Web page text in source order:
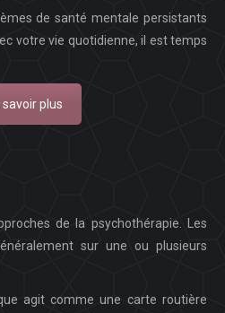
de santé mentale persistants
votre vie quotidienne, il est temps
savoir plus
de la psychothérapie. Les
sur une ou plusieurs
agit comme une carte routière